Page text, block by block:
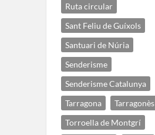
Ruta circular
Sant Feliu de Guíxols
Santuari de Núria
Senderisme
Senderisme Catalunya
Tarragona
Tarragonès
Torroella de Montgrí